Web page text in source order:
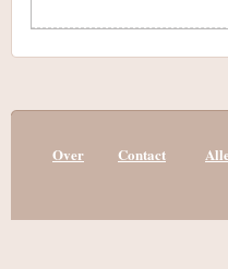
Over Contact